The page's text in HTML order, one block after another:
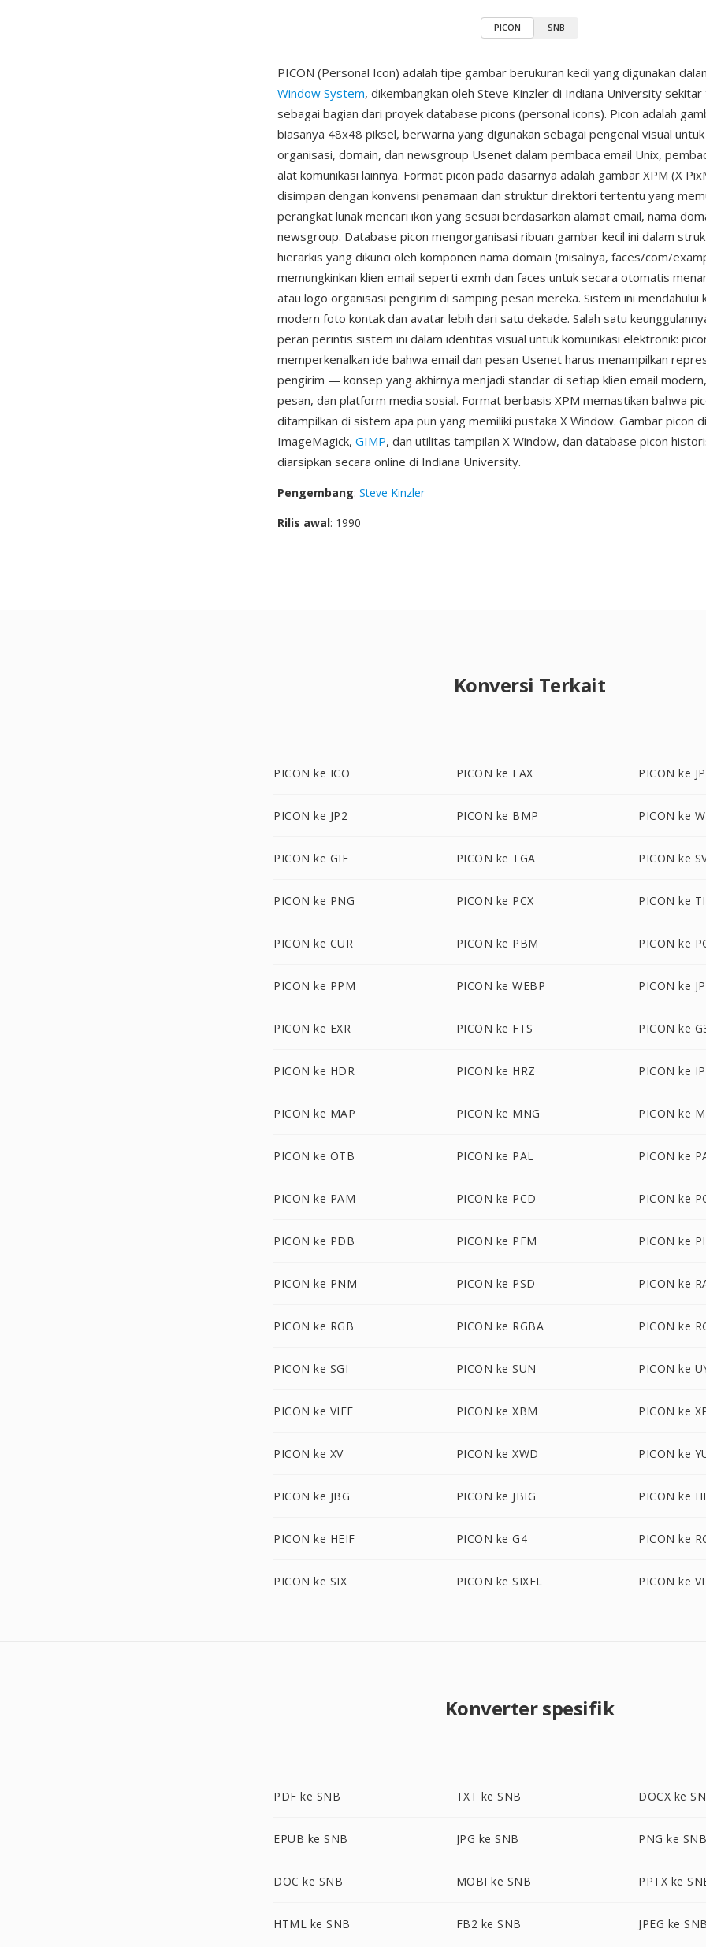
PICON SNB
PICON (Personal Icon) adalah tipe gambar berukuran kecil yang digunakan
Window System, dikembangkan oleh Steve Kinzler di Indiana University
sebagai bagian dari proyek database picons (personal icons). Picon adalah
biasanya 48x48 piksel, berwarna yang digunakan sebagai pengenal visual
organisasi, domain, dan newsgroup Usenet dalam pembaca email Unix,
alat komunikasi lainnya. Format picon pada dasarnya adalah gambar XPM (X
disimpan dengan konvensi penamaan dan struktur direktori tertentu yang
perangkat lunak mencari ikon yang sesuai berdasarkan alamat email, nama
newsgroup. Database picon mengorganisasi ribuan gambar kecil ini dalam
hierarkis yang dikunci oleh komponen nama domain (misalnya, faces/com/
memungkinkan klien email seperti exmh dan faces untuk secara otomatis
atau logo organisasi pengirim di samping pesan mereka. Sistem ini mendahului
modern foto kontak dan avatar lebih dari satu dekade. Salah satu
peran perintis sistem ini dalam identitas visual untuk komunikasi elektronik:
memperkenalkan ide bahwa email dan pesan Usenet harus menampilkan
pengirim — konsep yang akhirnya menjadi standar di setiap klien email
pesan, dan platform media sosial. Format berbasis XPM memastikan bahwa
ditampilkan di sistem apa pun yang memiliki pustaka X Window. Gambar picon
ImageMagick, GIMP, dan utilitas tampilan X Window, dan database picon
diarsipkan secara online di Indiana University.
Pengembang: Steve Kinzler
Rilis awal: 1990
Konversi Terkait
PICON ke ICO PICON ke FAX PICON ke
PICON ke JP2 PICON ke BMP PICON ke
PICON ke GIF PICON ke TGA PICON ke
PICON ke PNG PICON ke PCX PICON ke
PICON ke CUR PICON ke PBM PICON ke
PICON ke PPM PICON ke WEBP PICON ke
PICON ke EXR PICON ke FTS PICON ke
PICON ke HDR PICON ke HRZ PICON ke
PICON ke MAP PICON ke MNG PICON ke
PICON ke OTB PICON ke PAL PICON ke
PICON ke PAM PICON ke PCD PICON ke
PICON ke PDB PICON ke PFM PICON ke
PICON ke PNM PICON ke PSD PICON ke
PICON ke RGB PICON ke RGBA PICON ke
PICON ke SGI PICON ke SUN PICON ke
PICON ke VIFF PICON ke XBM PICON ke
PICON ke XV PICON ke XWD PICON ke
PICON ke JBG PICON ke JBIG PICON ke
PICON ke HEIF PICON ke G4 PICON ke
PICON ke SIX PICON ke SIXEL PICON ke
Konverter spesifik
PDF ke SNB TXT ke SNB DOCX ke
EPUB ke SNB JPG ke SNB PNG ke SNB
DOC ke SNB MOBI ke SNB PPTX ke
HTML ke SNB FB2 ke SNB JPEG ke SNB